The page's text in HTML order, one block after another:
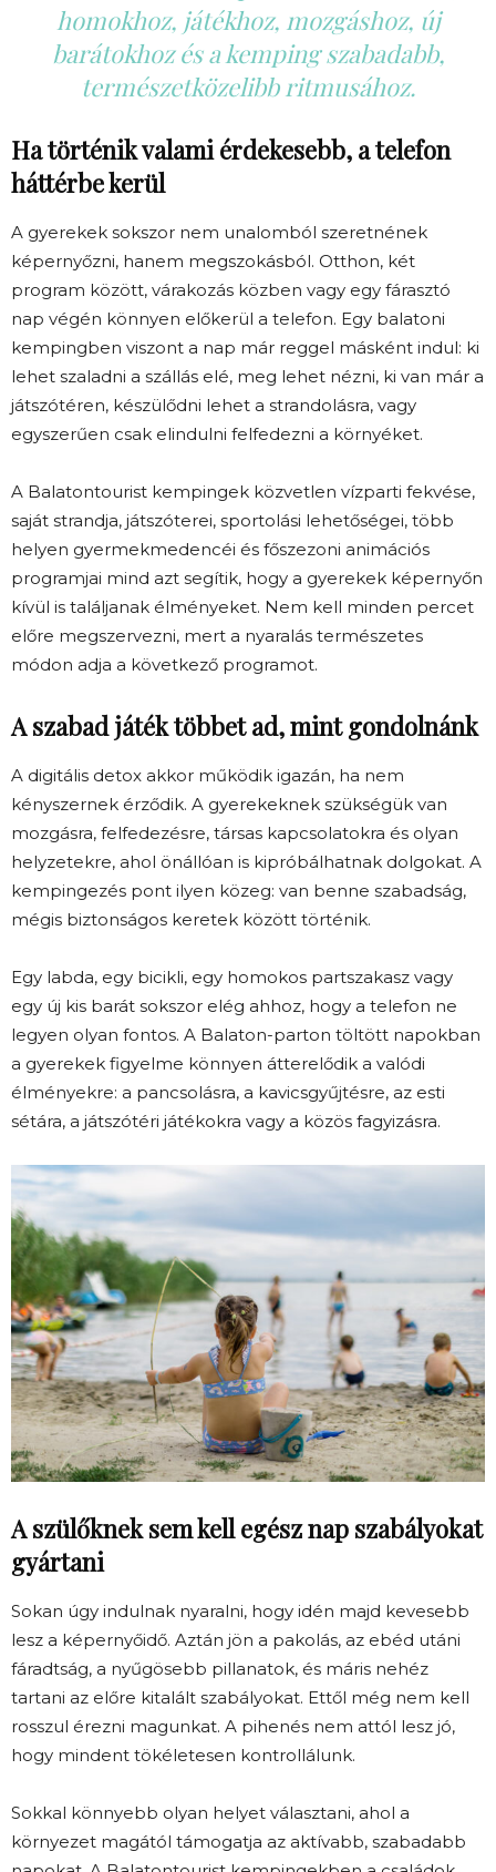
homokhoz, játékhoz, mozgáshoz, új
barátokhoz és a kemping szabadabb,
természetközelibb ritmusához.
Ha történik valami érdekesebb, a telefon
háttérbe kerül
A gyerekek sokszor nem unalomból szeretnének
képernyőzni, hanem megszokásból. Otthon, két
program között, várakozás közben vagy egy fárasztó
nap végén könnyen előkerül a telefon. Egy balatoni
kempingben viszont a nap már reggel másként indul: ki
lehet szaladni a szállás elé, meg lehet nézni, ki van már a
játszótéren, készülődni lehet a strandolásra, vagy
egyszerűen csak elindulni felfedezni a környéket.
A Balatontourist kempingek közvetlen vízparti fekvése,
saját strandja, játszóterei, sportolási lehetőségei, több
helyen gyermekmedencéi és főszezoni animációs
programjai mind azt segítik, hogy a gyerekek képernyőn
kívül is találjanak élményeket. Nem kell minden percet
előre megszervezni, mert a nyaralás természetes
módon adja a következő programot.
A szabad játék többet ad, mint gondolnánk
A digitális detox akkor működik igazán, ha nem
kényszernek érződik. A gyerekeknek szükségük van
mozgásra, felfedezésre, társas kapcsolatokra és olyan
helyzetekre, ahol önállóan is kipróbálhatnak dolgokat. A
kempingezés pont ilyen közeg: van benne szabadság,
mégis biztonságos keretek között történik.
Egy labda, egy bicikli, egy homokos partszakasz vagy
egy új kis barát sokszor elég ahhoz, hogy a telefon ne
legyen olyan fontos. A Balaton-parton töltött napokban
a gyerekek figyelme könnyen átterelődik a valódi
élményekre: a pancsolásra, a kavicsgyűjtésre, az esti
sétára, a játszótéri játékokra vagy a közös fagyizásra.
A szülőknek sem kell egész nap szabályokat
gyártani
Sokan úgy indulnak nyaralni, hogy idén majd kevesebb
lesz a képernyőidő. Aztán jön a pakolás, az ebéd utáni
fáradtság, a nyűgösebb pillanatok, és máris nehéz
tartani az előre kitalált szabályokat. Ettől még nem kell
rosszul érezni magunkat. A pihenés nem attól lesz jó,
hogy mindent tökéletesen kontrollálunk.
Sokkal könnyebb olyan helyet választani, ahol a
környezet magától támogatja az aktívabb, szabadabb